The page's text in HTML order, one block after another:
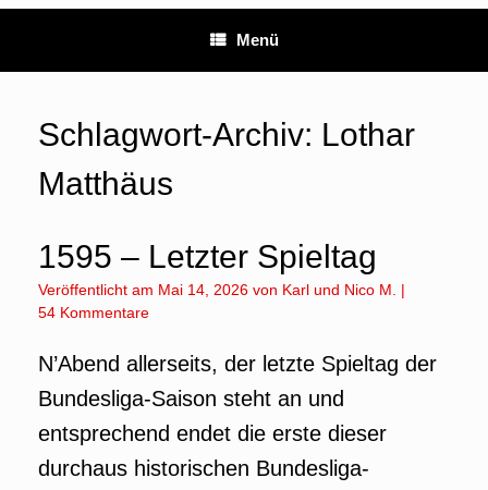
Menü
Schlagwort-Archiv: Lothar
Matthäus
1595 – Letzter Spieltag
Veröffentlicht am Mai 14, 2026 von Karl und Nico M.
|
54 Kommentare
N’Abend allerseits, der letzte Spieltag der
Bundesliga-Saison steht an und
entsprechend endet die erste dieser
durchaus historischen Bundesliga-